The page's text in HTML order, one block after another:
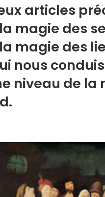
articles
magie des
magie des
nous
niveau de la